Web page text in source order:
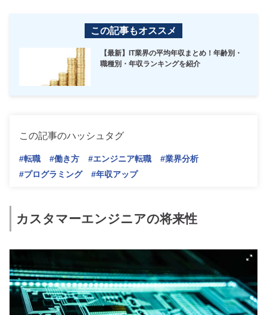
この記事もオススメ
【最新】IT業界の平均年収まとめ！年齢別・
職種別・年収ランキングを紹介
この記事のハッシュタグ
#転職 #働き方 #エンジニア転職
#業界分析
#プログラミング
#年収アップ
カスタマーエンジニアの将来性